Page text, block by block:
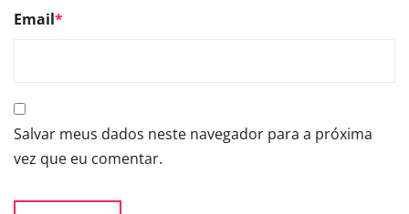
Email*
Salvar meus dados neste navegador para a próxima
vez que eu comentar.